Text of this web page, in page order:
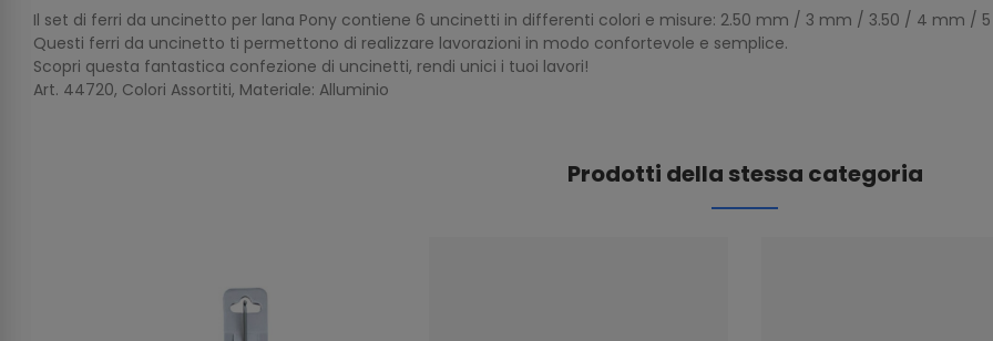
Il set di ferri da uncinetto per lana Pony contiene 6 uncinetti in differenti colori e misure: 2.50 mm / 3 mm / 3.50 / 4 mm /
Questi ferri da uncinetto ti permettono di realizzare lavorazioni in modo confortevole e semplice.
Scopri questa fantastica confezione di uncinetti, rendi unici i tuoi lavori!
Art. 44720, Colori Assortiti, Materiale: Alluminio
Prodotti della stessa categoria